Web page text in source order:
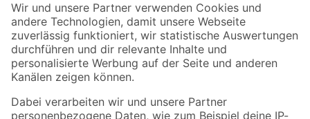
Der toom Newsletter: Keine Angebote und Aktionen mehr verpassen!
Zur Newsletter Anmeldung
Folge uns